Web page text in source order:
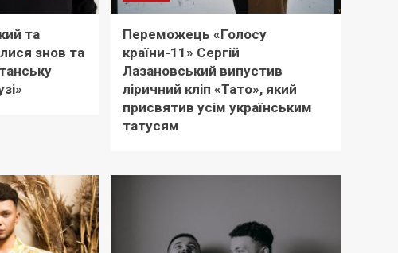
та
знов та
Переможець «Голосу
країни-11» Сергій
Лазановський випустив
ліричний кліп «Тато», який
присвятив усім українським
татусям